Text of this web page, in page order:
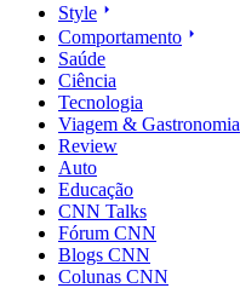
Style
Comportamento
Saúde
Ciência
Tecnologia
Viagem & Gastronomia
Review
Auto
Educação
CNN Talks
Fórum CNN
Blogs CNN
Colunas CNN